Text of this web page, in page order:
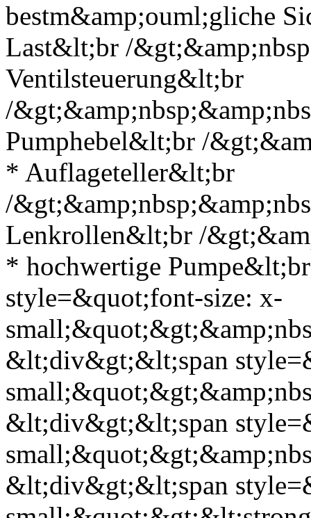
bestm&amp;ouml;gliche
Last&lt;br /
Ventilsteuerung&lt;br
/
Pumphebel&lt;br /
* Auflageteller&lt;br
/
Lenkrollen&lt;br /
* hochwertige
style=&quot;font-size: x-
&lt;div&gt;&lt;span
&lt;div&gt;&lt;span
&lt;div&gt;&lt;span